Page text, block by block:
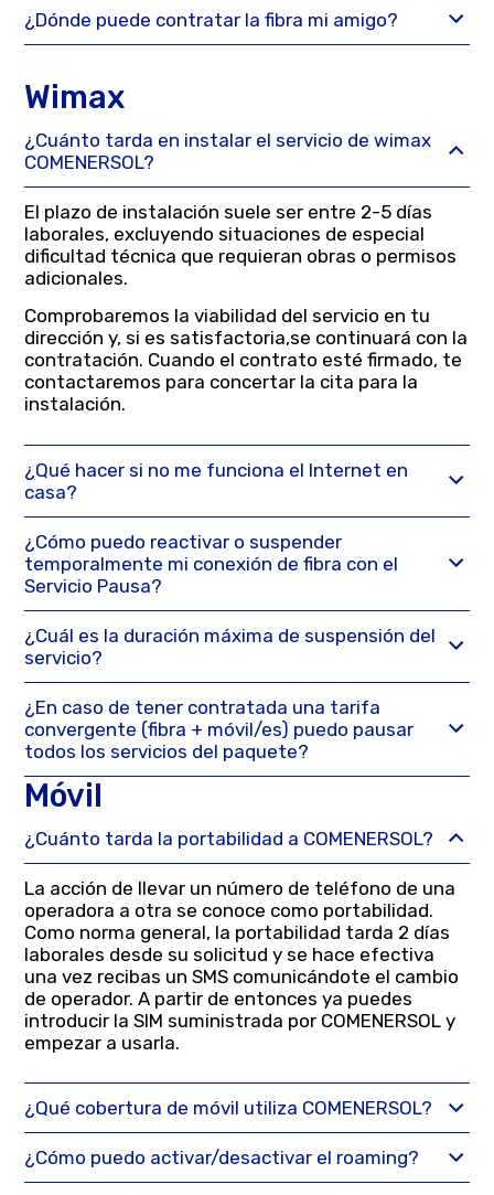
¿Dónde puede contratar la fibra mi amigo?
Wimax
¿Cuánto tarda en instalar el servicio de wimax
COMENERSOL?
El plazo de instalación suele ser entre 2-5 días
laborales, excluyendo situaciones de especial
dificultad técnica que requieran obras o permisos
adicionales.
Comprobaremos la viabilidad del servicio en tu
dirección y, si es satisfactoria,se continuará con la
contratación. Cuando el contrato esté firmado, te
contactaremos para concertar la cita para la
instalación.
¿Qué hacer si no me funciona el Internet en
casa?
¿Cómo puedo reactivar o suspender
temporalmente mi conexión de fibra con el
Servicio Pausa?
¿Cuál es la duración máxima de suspensión del
servicio?
¿En caso de tener contratada una tarifa
convergente (fibra + móvil/es) puedo pausar
todos los servicios del paquete?
Móvil
¿Cuánto tarda la portabilidad a COMENERSOL?
La acción de llevar un número de teléfono de una
operadora a otra se conoce como portabilidad.
Como norma general, la portabilidad tarda 2 días
laborales desde su solicitud y se hace efectiva
una vez recibas un SMS comunicándote el cambio
de operador. A partir de entonces ya puedes
introducir la SIM suministrada por COMENERSOL y
empezar a usarla.
¿Qué cobertura de móvil utiliza COMENERSOL?
¿Cómo puedo activar/desactivar el roaming?